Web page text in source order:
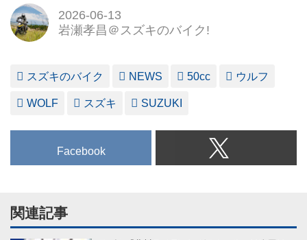
2026-06-13
岩瀬孝昌＠スズキのバイク!
スズキのバイク NEWS 50cc ウルフ
WOLF スズキ SUZUKI
Facebook
関連記事